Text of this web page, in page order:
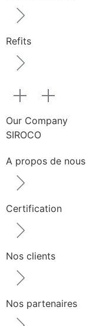
Refits
Our Company
SIROCO
A propos de nous
Certification
Nos clients
Nos partenaires